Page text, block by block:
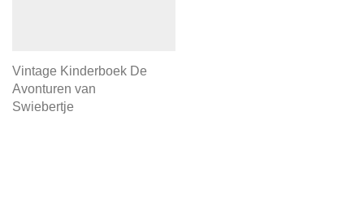
Vintage Kinderboek De
Avonturen van
Swiebertje